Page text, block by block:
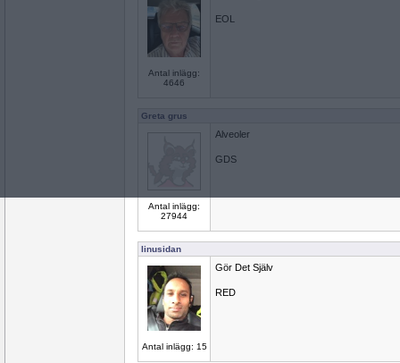
Antal inlägg:
4646
EOL
Greta grus
Antal inlägg:
27944
Alveoler
GDS
linusidan
Antal inlägg: 15
Gör Det Själv
RED